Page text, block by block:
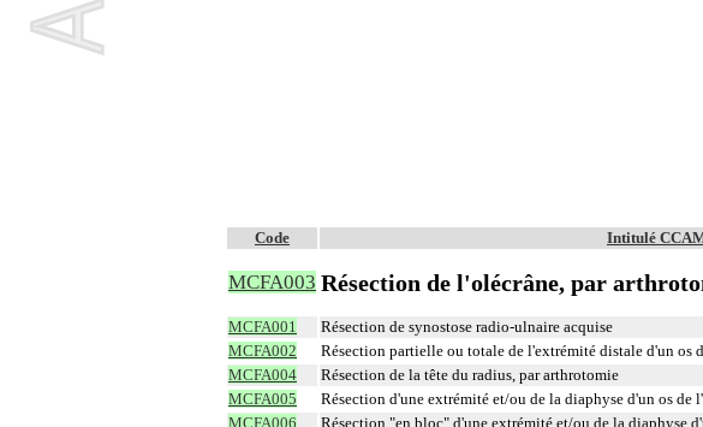
Code Intitulé
MCFA003 Résection de l'olécrâne, par
MCFA001 Résection de synostose radio-ulnaire acquise
MCFA002 Résection partielle ou totale de l'extrémité distale d'un os
MCFA004 Résection de la tête du radius, par arthrotomie
MCFA005 Résection d'une extrémité et/ou de la diaphyse d'un os
MCFA006 Résection "en bloc" d'une extrémité et/ou de la diaphyse